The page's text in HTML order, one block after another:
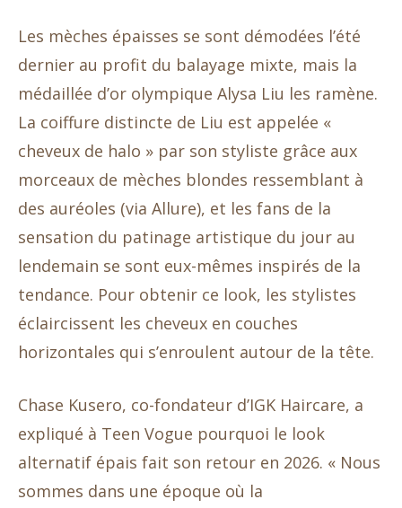
Les mèches épaisses se sont démodées l’été
dernier au profit du balayage mixte, mais la
médaillée d’or olympique Alysa Liu les ramène.
La coiffure distincte de Liu est appelée «
cheveux de halo » par son styliste grâce aux
morceaux de mèches blondes ressemblant à
des auréoles (via Allure), et les fans de la
sensation du patinage artistique du jour au
lendemain se sont eux-mêmes inspirés de la
tendance. Pour obtenir ce look, les stylistes
éclaircissent les cheveux en couches
horizontales qui s’enroulent autour de la tête.
Chase Kusero, co-fondateur d’IGK Haircare, a
expliqué à Teen Vogue pourquoi le look
alternatif épais fait son retour en 2026. « Nous
sommes dans une époque où la